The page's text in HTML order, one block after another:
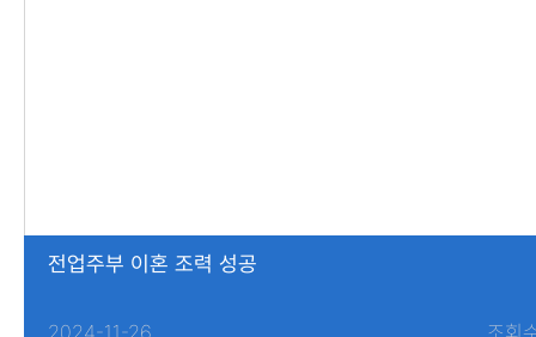
전업주부 이혼 조력 성공